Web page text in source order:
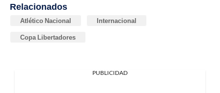
Relacionados
Atlético Nacional Internacional
Copa Libertadores
PUBLICIDAD